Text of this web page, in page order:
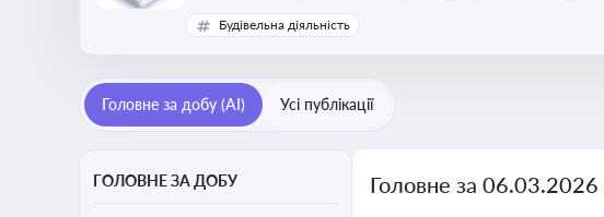
контролю
Будівельна діяльність
Головне за добу (AI) Усі публікації
ГОЛОВНЕ ЗА ДОБУ Головне за 06.03.2026